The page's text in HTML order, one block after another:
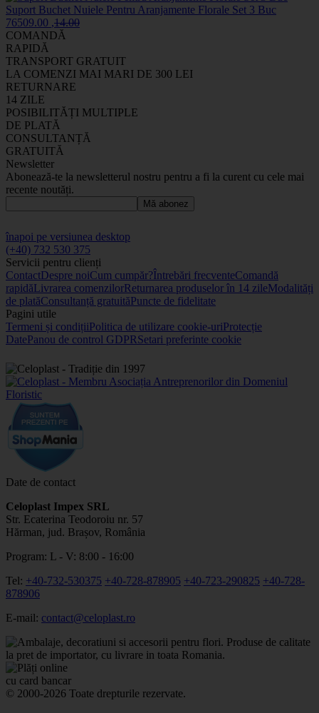
Suport Buchet Nuiele Pentru Aranjamente Florale Set 3 Buc
76509.00 ,14.00
COMANDĂ
RAPIDĂ
TRANSPORT GRATUIT
LA COMENZI MAI MARI DE 300 LEI
RETURNARE
14 ZILE
POSIBILITĂȚI MULTIPLE
DE PLATĂ
CONSULTANȚĂ
GRATUITĂ
Newsletter
Abonează-te la newsletterul nostru pentru a fi la curent cu cele mai
recente noutăți.
Mă abonez
înapoi pe versiunea desktop
(+40) 732 530 375
Servicii pentru clienți
ContactDespre noiCum cumpăr?Întrebări frecventeComandă
rapidăLivrarea comenzilorReturnarea produselor în 14 zileModalități
de platăConsultanță gratuităPuncte de fidelitate
Pagini utile
Termeni și condițiiPolitica de utilizare cookie-uriProtecție
DatePanou de control GDPRSetari preferinte cookie
Date de contact
Celoplast Impex SRL
Str. Ecaterina Teodoroiu nr. 57
Hărman, jud. Brașov, România
Program: L - V: 8:00 - 16:00
Tel: +40-732-530375 +40-728-878905 +40-723-290825 +40-728-
878906
E-mail: contact@celoplast.ro
© 2000-2026 Toate drepturile rezervate.